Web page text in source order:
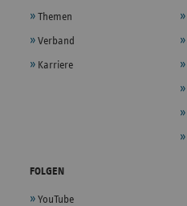
Themen
Verband
Karriere
FOLGEN
YouTube